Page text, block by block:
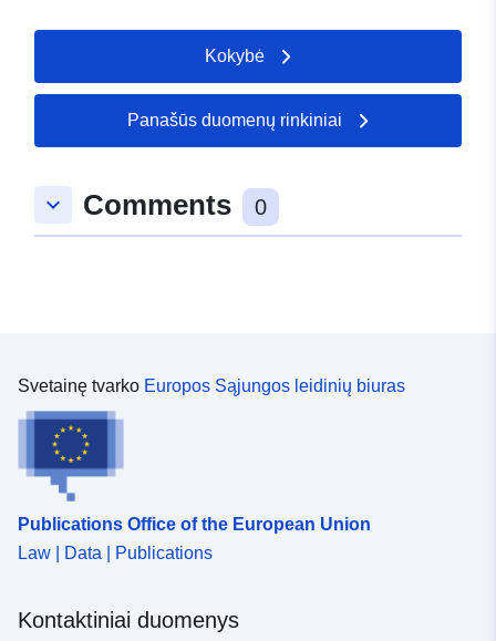
Kokybė
Panašūs duomenų rinkiniai
keyboard_arrow_down Comments 0
Svetainę tvarko Europos Sąjungos leidinių biuras
Publications Office of the European Union
Law | Data | Publications
Kontaktiniai duomenys